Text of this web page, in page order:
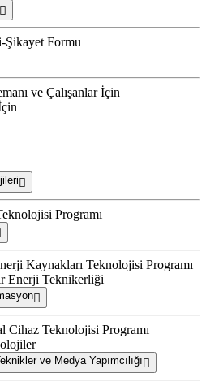
Formu
ve Çalışanlar İçin
Programı
Kaynakları Teknolojisi Programı
Enerji Teknikerliği
Cihaz Teknolojisi Programı
ve Medya Yapımcılığı